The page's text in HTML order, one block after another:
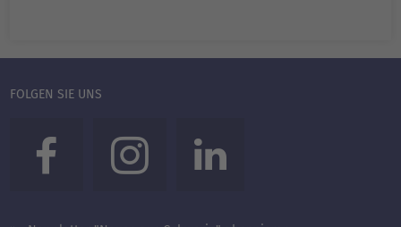
FOLGEN SIE UNS